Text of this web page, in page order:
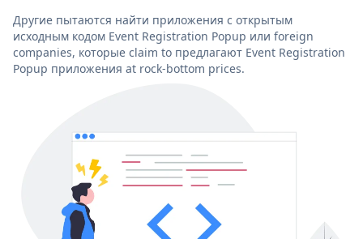
Другие пытаются найти приложения с открытым
исходным кодом Event Registration Popup или foreign
companies, которые claim to предлагают Event Registration
Popup приложения at rock-bottom prices.